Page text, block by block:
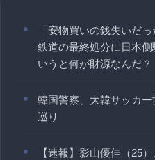
「安物買いの銭失いだ
鉄道の最終処分に日本
いうと何が財源なんだ？
韓国警察、大韓サッカ
巡り
【速報】影山優佳（25